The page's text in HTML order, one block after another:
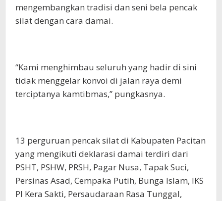
mengembangkan tradisi dan seni bela pencak
silat dengan cara damai.
“Kami menghimbau seluruh yang hadir di sini
tidak menggelar konvoi di jalan raya demi
terciptanya kamtibmas,” pungkasnya.
13 perguruan pencak silat di Kabupaten Pacitan
yang mengikuti deklarasi damai terdiri dari
PSHT, PSHW, PRSH, Pagar Nusa, Tapak Suci,
Persinas Asad, Cempaka Putih, Bunga Islam, IKS
PI Kera Sakti, Persaudaraan Rasa Tunggal,